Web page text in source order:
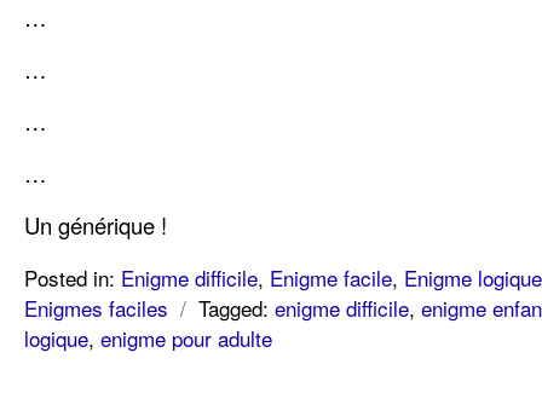
…
…
…
…
Un générique !
Posted in: Enigme difficile, Enigme facile, Enigme logique
Enigmes faciles / Tagged: enigme difficile, enigme
logique, enigme pour adulte